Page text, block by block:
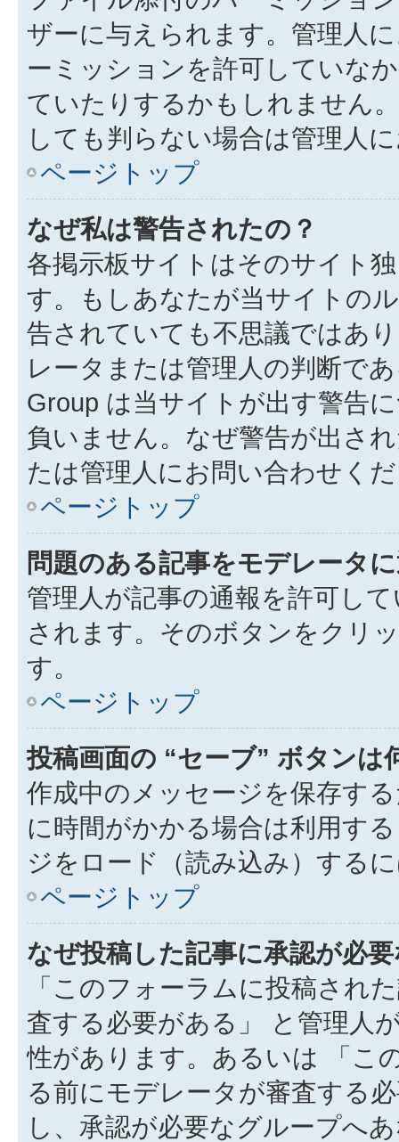
ザーに与えられます。管理人
ーミッションを許可していな
ていたりするかもしれません
しても判らない場合は管理人
ページトップ
なぜ私は警告されたの？
各掲示板サイトはそのサイト
す。もしあなたが当サイトの
告されていても不思議ではあ
レータまたは管理人の判断で
Group は当サイトが出す警告
負いません。なぜ警告が出さ
たは管理人にお問い合わせく
ページトップ
問題のある記事をモデレータ
管理人が記事の通報を許可し
されます。そのボタンをクリ
す。
ページトップ
投稿画面の “セーブ” ボタンは
作成中のメッセージを保存す
に時間がかかる場合は利用す
ジをロード（読み込み）する
ページトップ
なぜ投稿した記事に承認が必
「このフォーラムに投稿され
査する必要がある」 と管理人
性があります。あるいは 「こ
る前にモデレータが審査する
し、承認が必要なグループへ